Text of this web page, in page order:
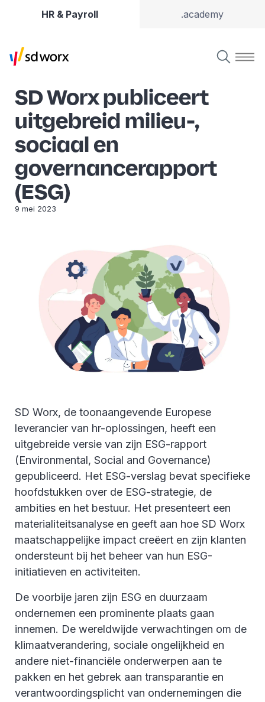
HR & Payroll .academy
SD Worx publiceert
uitgebreid milieu-,
sociaal en
governancerapport
(ESG)
9 mei 2023
SD Worx, de toonaangevende Europese
leverancier van hr-oplossingen, heeft een
uitgebreide versie van zijn ESG-rapport
(Environmental, Social and Governance)
gepubliceerd. Het ESG-verslag bevat specifieke
hoofdstukken over de ESG-strategie, de
ambities en het bestuur. Het presenteert een
materialiteitsanalyse en geeft aan hoe SD Worx
maatschappelijke impact creëert en zijn klanten
ondersteunt bij het beheer van hun ESG-
initiatieven en activiteiten.
De voorbije jaren zijn ESG en duurzaam
ondernemen een prominente plaats gaan
innemen. De wereldwijde verwachtingen om de
klimaatverandering, sociale ongelijkheid en
andere niet-financiële onderwerpen aan te
pakken en het gebrek aan transparantie en
verantwoordingsplicht van ondernemingen die